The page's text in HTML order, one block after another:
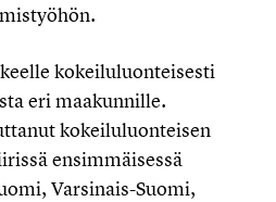
kokeiluluonteisesti
eri maakunnille.
kokeiluluonteisen
ensimmäisessä
Varsinais-Suomi,